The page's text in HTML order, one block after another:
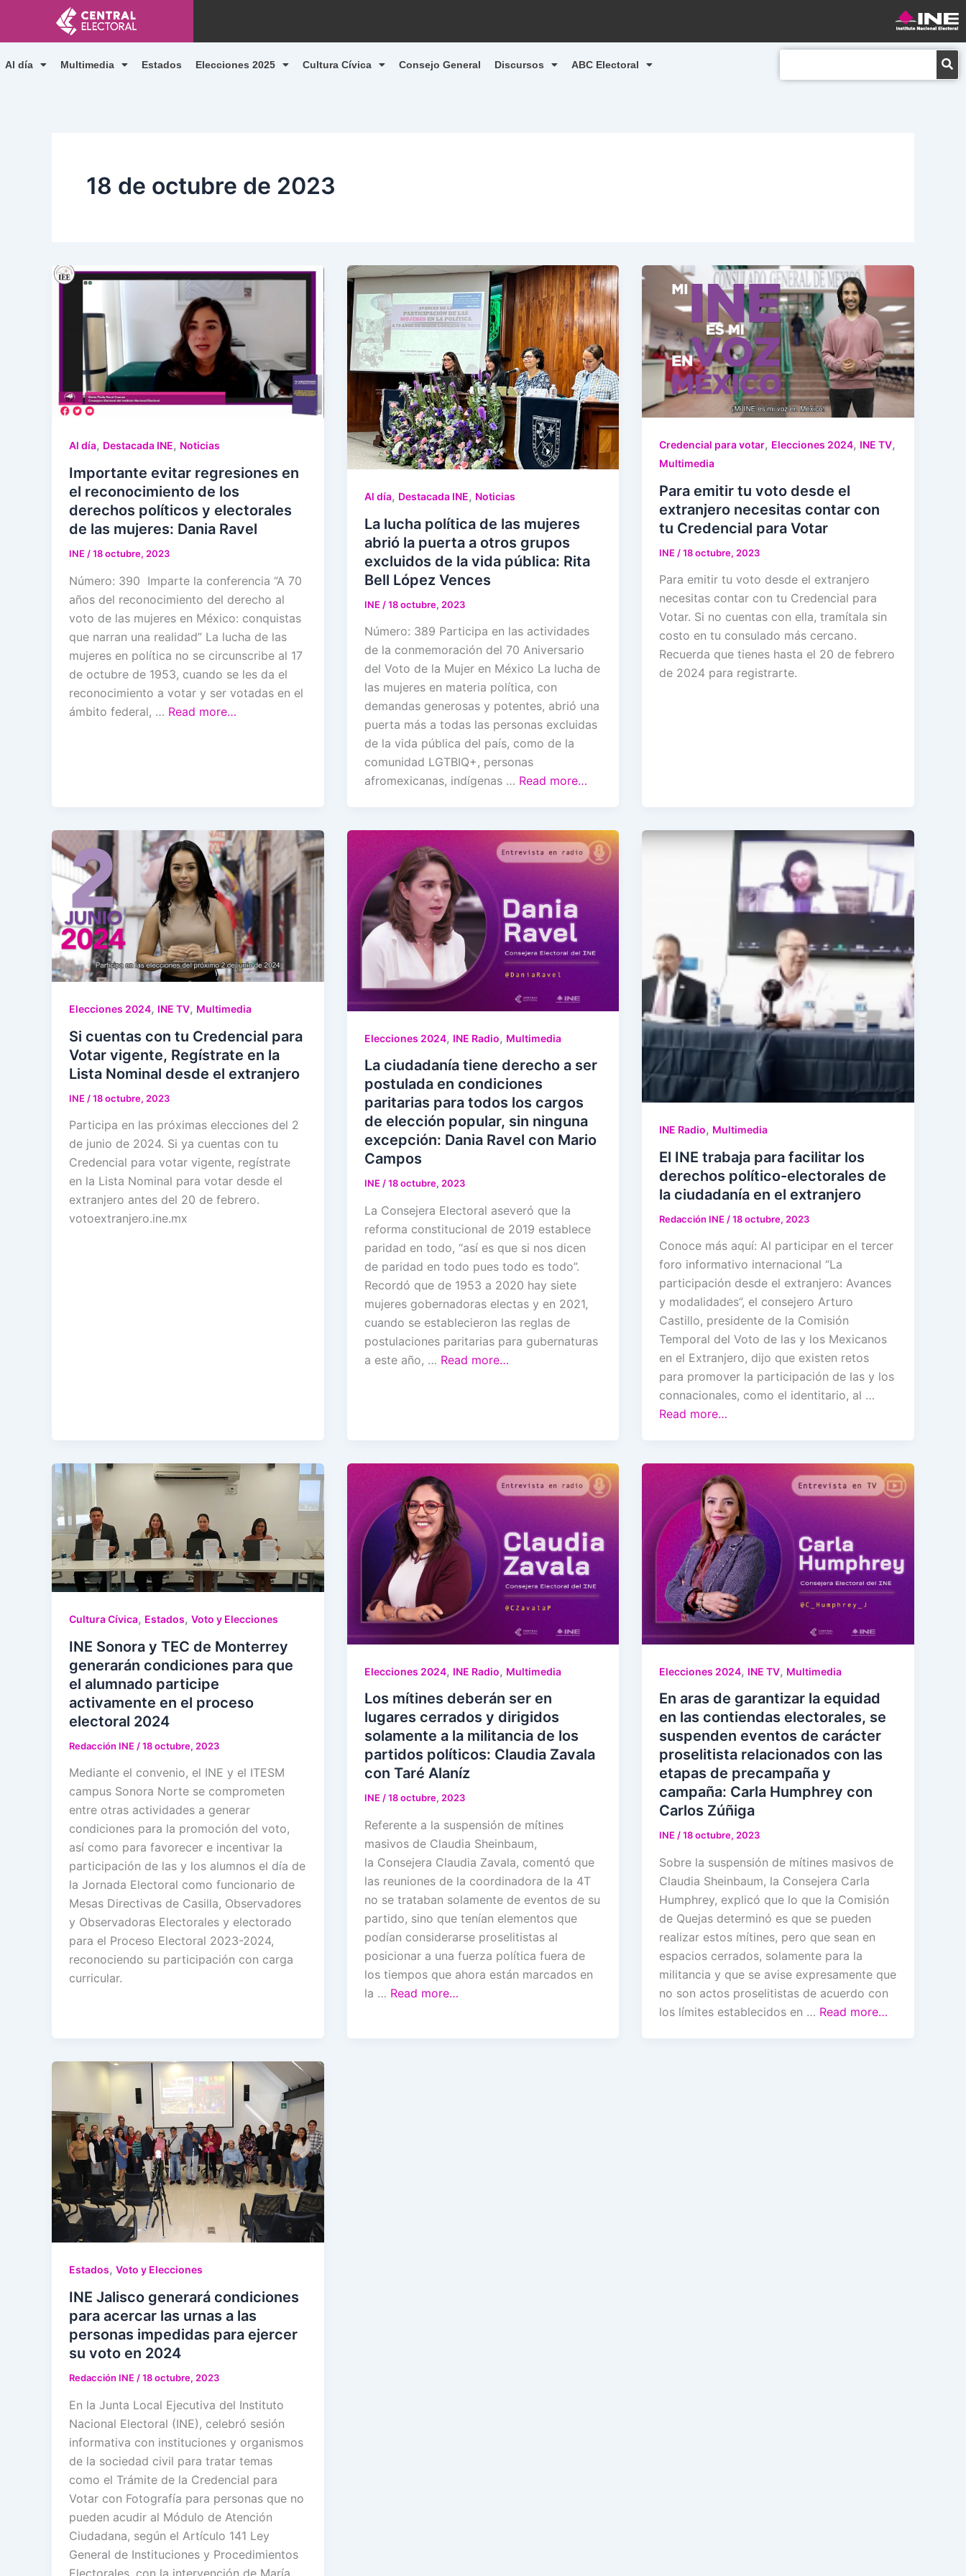
contenido
Al día Multimedia Estados Elecciones 2025 Cultura Cívica Consejo General Discursos ABC Electoral
18 de octubre de 2023
Al día, Destacada INE, Noticias
Importante evitar regresiones en
el reconocimiento de los
derechos políticos y electorales
de las mujeres: Dania Ravel
INE /18 octubre, 2023
Número: 390 Imparte la conferencia “A 70
años del reconocimiento del derecho al
voto de las mujeres en México: conquistas
que narran una realidad” La lucha de las
mujeres en política no se circunscribe al 17
de octubre de 1953, cuando se les da el
reconocimiento a votar y ser votadas en el
ámbito federal, … Read more…
Al día, Destacada INE, Noticias
La lucha política de las mujeres
abrió la puerta a otros grupos
excluidos de la vida pública: Rita
Bell López Vences
INE /18 octubre, 2023
Número: 389 Participa en las actividades
de la conmemoración del 70 Aniversario
del Voto de la Mujer en México La lucha de
las mujeres en materia política, con
demandas generosas y potentes, abrió una
puerta más a todas las personas excluidas
de la vida pública del país, como de la
comunidad LGTBIQ+, personas
afromexicanas, indígenas … Read more…
Credencial para votar, Elecciones 2024, INE TV,
Multimedia
Para emitir tu voto desde el
extranjero necesitas contar con
tu Credencial para Votar
INE /18 octubre, 2023
Para emitir tu voto desde el extranjero
necesitas contar con tu Credencial para
Votar. Si no cuentas con ella, tramítala sin
costo en tu consulado más cercano.
Recuerda que tienes hasta el 20 de febrero
de 2024 para registrarte.
Elecciones 2024, INE TV, Multimedia
Si cuentas con tu Credencial para
Votar vigente, Regístrate en la
Lista Nominal desde el extranjero
INE /18 octubre, 2023
Participa en las próximas elecciones del 2
de junio de 2024. Si ya cuentas con tu
Credencial para votar vigente, regístrate
en la Lista Nominal para votar desde el
extranjero antes del 20 de febrero.
votoextranjero.ine.mx
Elecciones 2024, INE Radio, Multimedia
La ciudadanía tiene derecho a ser
postulada en condiciones
paritarias para todos los cargos
de elección popular, sin ninguna
excepción: Dania Ravel con Mario
Campos
INE/18 octubre, 2023
La Consejera Electoral aseveró que la
reforma constitucional de 2019 establece
paridad en todo, “así es que si nos dicen
de paridad en todo pues todo es todo”.
Recordó que de 1953 a 2020 hay siete
mujeres gobernadoras electas y en 2021,
cuando se establecieron las reglas de
postulaciones paritarias para gubernaturas
a este año, … Read more…
INE Radio, Multimedia
El INE trabaja para facilitar los
derechos político-electorales de
la ciudadanía en el extranjero
Redacción INE /18 octubre, 2023
Conoce más aquí: Al participar en el tercer
foro informativo internacional “La
participación desde el extranjero: Avances
y modalidades”, el consejero Arturo
Castillo, presidente de la Comisión
Temporal del Voto de las y los Mexicanos
en el Extranjero, dijo que existen retos
para promover la participación de las y los
connacionales, como el identitario, al …
Read more…
Cultura Cívica, Estados, Voto y Elecciones
INE Sonora y TEC de Monterrey
generarán condiciones para que
el alumnado participe
activamente en el proceso
electoral 2024
Redacción INE /18 octubre, 2023
Mediante el convenio, el INE y el ITESM
campus Sonora Norte se comprometen
entre otras actividades a generar
condiciones para la promoción del voto,
así como para favorecer e incentivar la
participación de las y los alumnos el día de
la Jornada Electoral como funcionario de
Mesas Directivas de Casilla, Observadores
y Observadoras Electorales y electorado
para el Proceso Electoral 2023-2024,
reconociendo su participación con carga
curricular.
Elecciones 2024, INE Radio, Multimedia
Los mítines deberán ser en
lugares cerrados y dirigidos
solamente a la militancia de los
partidos políticos: Claudia Zavala
con Taré Alaníz
INE/18 octubre, 2023
Referente a la suspensión de mítines
masivos de Claudia Sheinbaum,
la Consejera Claudia Zavala, comentó que
las reuniones de la coordinadora de la 4T
no se trataban solamente de eventos de su
partido, sino que tenían elementos que
podían considerarse proselitistas al
posicionar a una fuerza política fuera de
los tiempos que ahora están marcados en
la … Read more…
Elecciones 2024, INE TV, Multimedia
En aras de garantizar la equidad
en las contiendas electorales, se
suspenden eventos de carácter
proselitista relacionados con las
etapas de precampaña y
campaña: Carla Humphrey con
Carlos Zúñiga
INE/18 octubre, 2023
Sobre la suspensión de mítines masivos de
Claudia Sheinbaum, la Consejera Carla
Humphrey, explicó que lo que la Comisión
de Quejas determinó es que se pueden
realizar estos mítines, pero que sean en
espacios cerrados, solamente para la
militancia y que se avise expresamente que
no son actos proselitistas de acuerdo con
los límites establecidos en … Read more…
Estados, Voto y Elecciones
INE Jalisco generará condiciones
para acercar las urnas a las
personas impedidas para ejercer
su voto en 2024
Redacción INE /18 octubre, 2023
En la Junta Local Ejecutiva del Instituto
Nacional Electoral (INE), celebró sesión
informativa con instituciones y organismos
de la sociedad civil para tratar temas
como el Trámite de la Credencial para
Votar con Fotografía para personas que no
pueden acudir al Módulo de Atención
Ciudadana, según el Artículo 141 Ley
General de Instituciones y Procedimientos
Electorales, con la intervención de María